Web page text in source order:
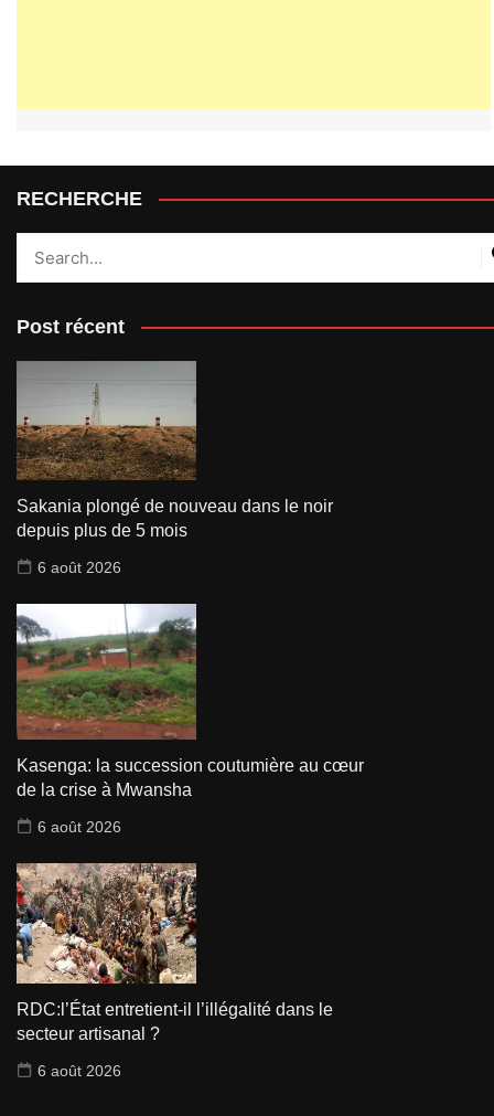
RECHERCHE
Post récent
Sakania plongé de nouveau dans le noir
depuis plus de 5 mois
6 août 2026
Kasenga: la succession coutumière au cœur
de la crise à Mwansha
6 août 2026
RDC:l’État entretient-il l’illégalité dans le
secteur artisanal ?
6 août 2026